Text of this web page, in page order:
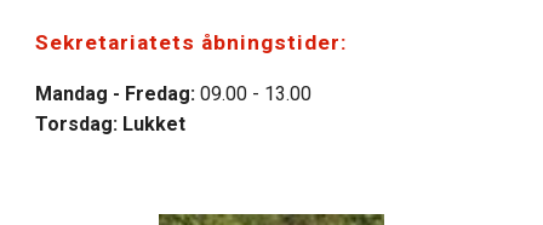
Sekretariatets åbningstider:
Mandag - Fredag: 09.00 - 13.00
Torsdag: Lukket